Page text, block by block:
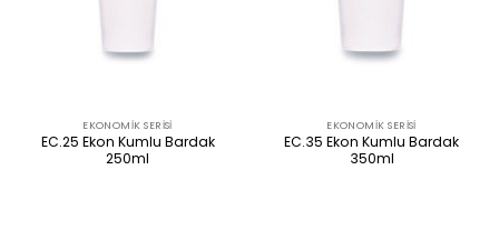
EKONOMIK SERISI
EC.25 Ekon Kumlu Bardak
250ml
EKONOMIK SERISI
EC.35 Ekon Kumlu Bardak
350ml